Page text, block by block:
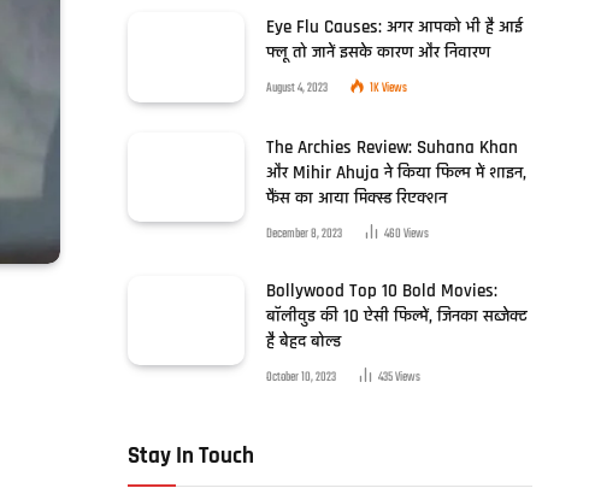
Eye Flu Causes: अगर आपको भी है आई
फ्लू तो जानें इसके कारण और निवारण
August 4, 2023 1KViews
The Archies Review: Suhana Khan
और Mihir Ahuja ने किया फिल्म में शाइन,
फैंस का आया मिक्स्ड रिएक्शन
December 8, 2023 460Views
Bollywood Top 10 Bold Movies:
बॉलीवुड की 10 ऐसी फिल्में, जिनका सब्जेक्ट
है बेहद बोल्ड
October 10, 2023 435Views
Stay In Touch